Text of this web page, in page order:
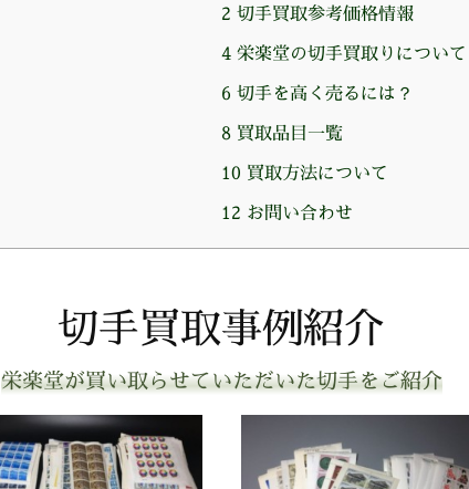
2 切手買取参考価格情報
4栄楽堂の切手買取りについて
6 切手を高く売るには？
8買取品目一覧
10 買取方法について
12 お問い合わせ
切手買取事例紹介
栄楽堂が買い取らせていただいた切手をご紹介